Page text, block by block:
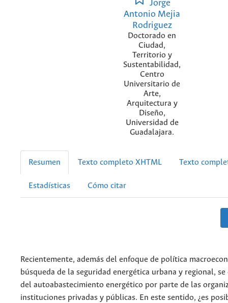
Jorge
Antonio Mejia
Rodriguez
Doctorado en
Ciudad,
Territorio y
Sustentabilidad,
Centro
Universitario de
Arte,
Arquitectura y
Diseño,
Universidad de
Guadalajara.
Resumen Texto completo XHTML Texto
Estadísticas Cómo citar
Recientemente, además del enfoque de política
búsqueda de la seguridad energética urbana y regional,
del autoabastecimiento energético por parte de las
instituciones privadas y públicas. En este sentido, ¿es